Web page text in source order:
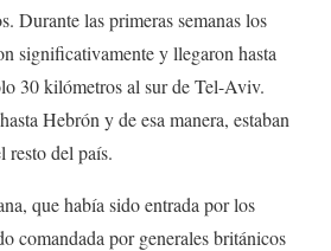
Durante las primeras semanas los
significativamente y llegaron hasta
30 kilómetros al sur de Tel-Aviv.
Hebrón y de esa manera, estaban
del país.
que había sido entrada por los
comandada por generales británicos